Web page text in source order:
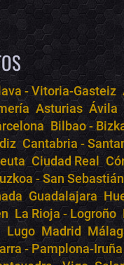
- Vitoria-Gasteiz
Asturias Ávila
Bilbao -
Cantabria -
Ciudad Real
- San
Guadalajara
La Rioja - Logroño
Lugo Madrid
- Pamplona-Iruña
· conciertos.club
· Te ayudo a encontrar